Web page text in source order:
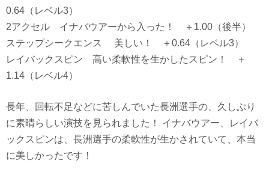
0.64（レベル3）
2アクセル イナバウアーから入った！ ＋1.00（後半）
ステップシークエンス 美しい！ ＋0.64（レベル3）
レイバックスピン 高い柔軟性を生かしたスピン！ ＋
1.14（レベル4）
長年、回転不足などに苦しんでいた長洲選手の、久しぶり
に素晴らしい演技を見られました！ イナバウアー、レイバ
ックスピンは、長洲選手の柔軟性が生かされていて、本当
に美しかったです！